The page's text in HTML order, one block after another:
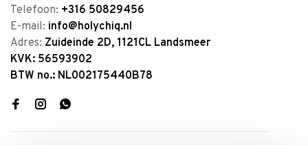
Telefoon: +316 50829456
E-mail: info@holychiq.nl
Adres: Zuideinde 2D, 1121CL Landsmeer
KVK: 56593902
BTW no.: NL002175440B78